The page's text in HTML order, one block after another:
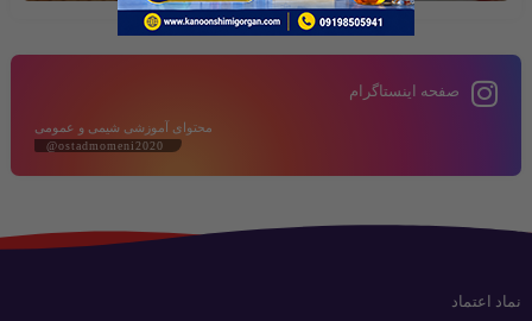
صفحه اینستاگرام
محتوای آموزشی شیمی و عمومی
@ostadmomeni2020
نماد اعتماد